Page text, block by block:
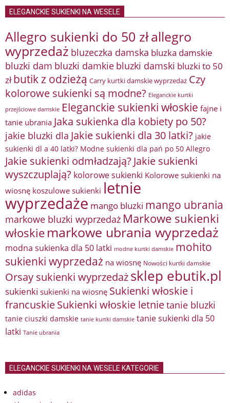
ELEGANCKIE SUKIENKI NA WESELE
Allegro sukienki do 50 złallegro
wyprzedaż bluzeczka damska bluzka damskie
bluzki dam bluzki damkie bluzki damski bluzki to 50
zł butik z odzieżą Carry kurtki damskie wyprzedaż Czy
kolorowe sukienki są modne? Eleganckie kurtki
przejściowe damskie Eleganckie sukienki włoskie fajne i
tanie ubrania Jaka sukienka dla kobiety po 50?
jakie bluzki dla Jakie sukienki dla 30 latki? jakie
sukienki dl a 40 latki? Modne sukienki dla pań po 50 Allegro
Jakie sukienki odmładzają? Jakie sukienki
wyszczuplają? kolorowe sukienki Kolorowe sukienki na
wiosnę koszulowe sukienki letnie
wyprzedaże mango bluzki mango ubrania
markowe bluzki wyprzedaż Markowe sukienki
włoskie markowe ubrania wyprzedaż
modna sukienka dla 50 latki modne kurtki damskie mohito
sukienki wyprzedaż na wiosnę Nowości kurtki damskie
Orsay sukienki wyprzedażsklep ebutik.pl
sukienki sukienki na wiosnę Sukienki włoskie i
francuskieSukienki włoskie letnietanie bluzki
tanie ciuszki damskie tanie kurtki damskie tanie sukienki dla 50
latki Tanie ubrania
ELEGANCKIE SUKIENKI NA WESELE KATEGORIE
adidas